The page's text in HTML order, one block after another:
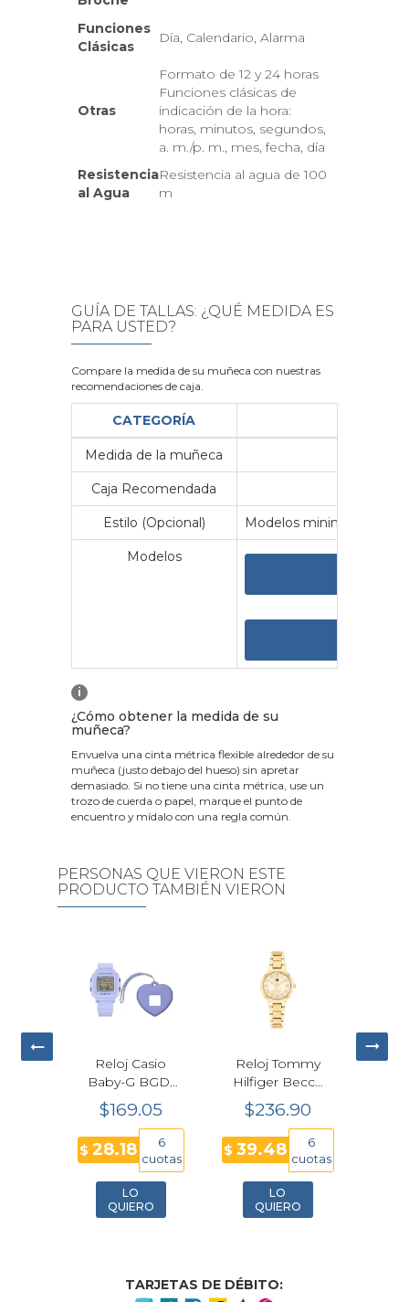
Funciones
Clásicas
Día, Calendario, Alarma
Otras
Formato de 12 y 24 horas
Funciones clásicas de
indicación de la hora:
horas, minutos, segundos,
a. m./p. m., mes, fecha, día
Resistencia
al Agua
Resistencia al agua de 100
m
GUÍA DE TALLAS: ¿QUÉ MEDIDA ES
PARA USTED?
Compare la medida de su muñeca con nuestras
recomendaciones de caja.
CATEGORÍA
Medida de la muñeca
Caja Recomendada
Estilo (Opcional) Modelos minimalistas y
Modelos
i
¿Cómo obtener la medida de su
muñeca?
Envuelva una cinta métrica flexible alrededor de su
muñeca (justo debajo del hueso) sin apretar
demasiado. Si no tiene una cinta métrica, use un
trozo de cuerda o papel, marque el punto de
encuentro y mídalo con una regla común.
PERSONAS QUE VIERON ESTE
PRODUCTO TAMBIÉN VIERON
Reloj Casio
Baby-G BGD-
10KH-2B
Convertible
Azul
$169.05
$ 28.18
6
cuotas
LO
QUIERO
Reloj Tommy
Hilfiger Becca
Cuarzo Dorado
Mujer 28mm
$236.90
$ 39.48
6
cuotas
LO
QUIERO
TARJETAS DE DÉBITO: